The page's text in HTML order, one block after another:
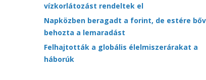
vízkorlátozást rendeltek el
Napközben beragadt a forint, de estére
behozta a lemaradást
Felhajtották a globális élelmiszerárakat a
háborúk